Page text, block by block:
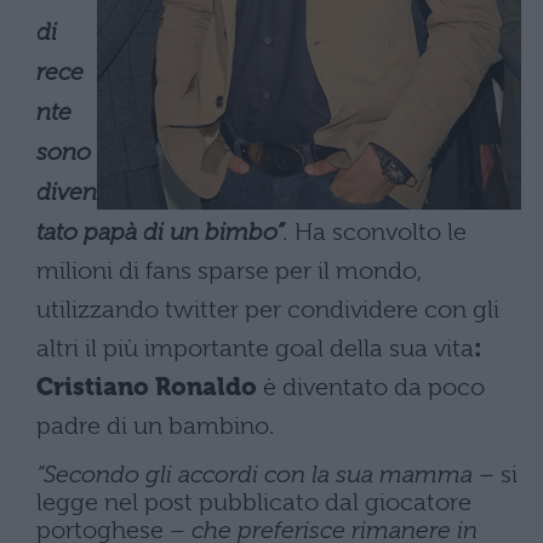
di
rece
nte
sono
diven
tato papà di un bimbo”. Ha sconvolto le
milioni di fans sparse per il mondo,
utilizzando twitter per condividere con gli
altri il più importante goal della sua vita:
Cristiano Ronaldo è diventato da poco
padre di un bambino.
“Secondo gli accordi con la sua mamma – si
legge nel post pubblicato dal giocatore
portoghese – che preferisce rimanere in